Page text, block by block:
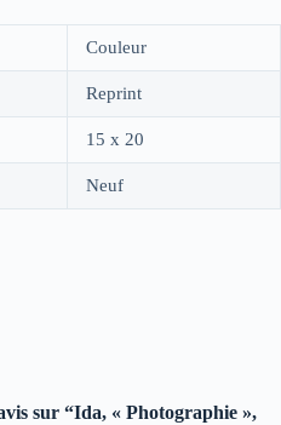
Couleur
Reprint
15 x 20
Neuf
sur “Ida, « Photographie »,